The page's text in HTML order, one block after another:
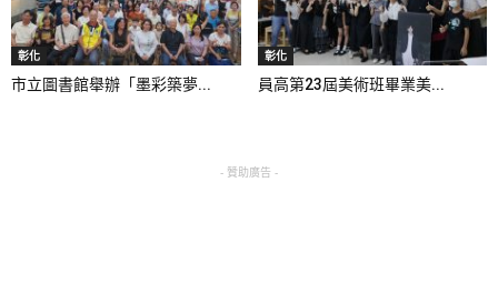
彰化
市立圖書館舉辦「墨彩築夢...
彰化
員高第23屆美術班畢業美...
- 贊助廣告 -